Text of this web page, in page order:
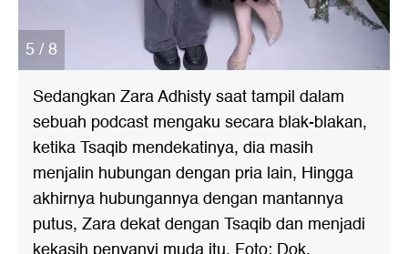
5 / 8
Sedangkan Zara Adhisty saat tampil dalam
sebuah podcast mengaku secara blak-blakan,
ketika Tsaqib mendekatinya, dia masih
menjalin hubungan dengan pria lain, Hingga
akhirnya hubungannya dengan mantannya
putus, Zara dekat dengan Tsaqib dan menjadi